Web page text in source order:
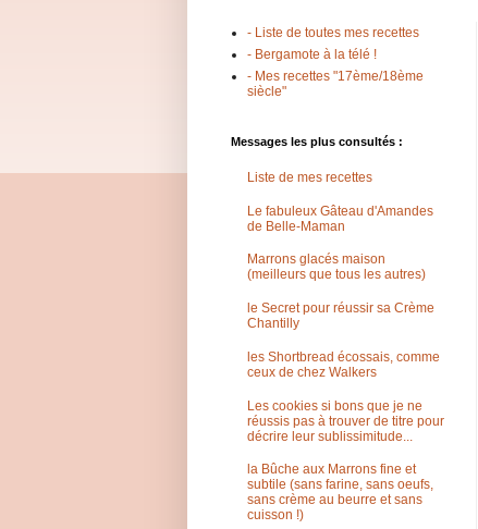
- Liste de toutes mes recettes
- Bergamote à la télé !
- Mes recettes "17ème/18ème
siècle"
Messages les plus consultés :
Liste de mes recettes
Le fabuleux Gâteau d'Amandes
de Belle-Maman
Marrons glacés maison
(meilleurs que tous les autres)
le Secret pour réussir sa Crème
Chantilly
les Shortbread écossais, comme
ceux de chez Walkers
Les cookies si bons que je ne
réussis pas à trouver de titre pour
décrire leur sublissimitude...
la Bûche aux Marrons fine et
subtile (sans farine, sans oeufs,
sans crème au beurre et sans
cuisson !)